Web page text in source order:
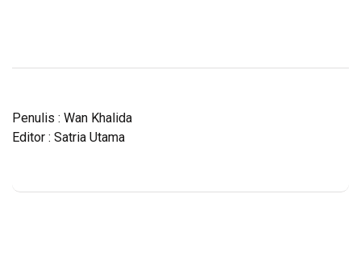
Penulis : Wan Khalida
Editor : Satria Utama